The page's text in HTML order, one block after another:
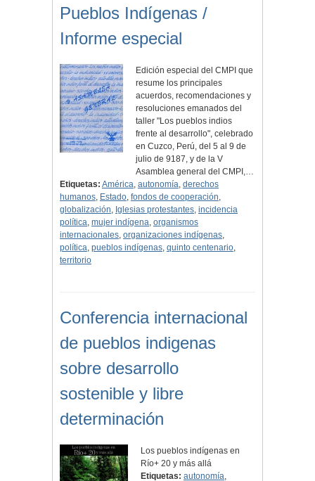
Pueblos Indígenas /
Informe especial
Edición especial del CMPI que
resume los principales
acuerdos, recomendaciones y
resoluciones emanados del
taller "Los pueblos indios
frente al desarrollo", celebrado
en Cuzco, Perú, del 5 al 9 de
julio de 9187, y de la V
Asamblea general del CMPI,…
Etiquetas: América, autonomía, derechos
humanos, Estado, fondos de cooperación,
globalización, Iglesias protestantes, incidencia
política, mujer indígena, organismos
internacionales, organizaciones indígenas,
política, pueblos indígenas, quinto centenario,
territorio
Conferencia internacional
de pueblos indigenas
sobre desarrollo
sostenible y libre
determinación
Los pueblos indígenas en
Río+ 20 y más allá
Etiquetas: autonomía,